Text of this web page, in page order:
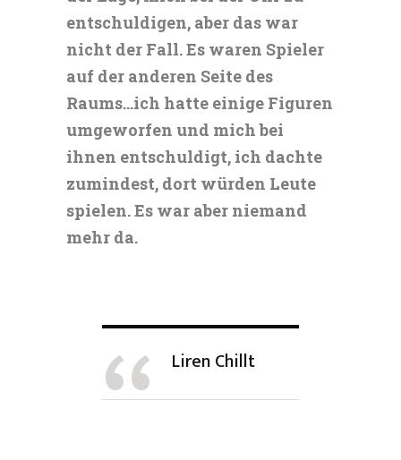
entschuldigen, aber das war
nicht der Fall. Es waren Spieler
auf der anderen Seite des
Raums…ich hatte einige Figuren
umgeworfen und mich bei
ihnen entschuldigt, ich dachte
zumindest, dort würden Leute
spielen. Es war aber niemand
mehr da.
Liren Chillt